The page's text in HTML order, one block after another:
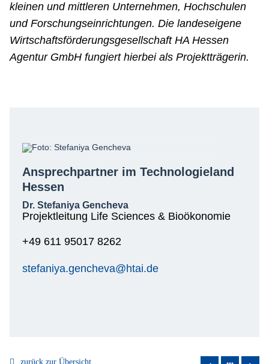
kleinen und mittleren Unternehmen, Hochschulen
und Forschungseinrichtungen. Die landeseigene
Wirtschaftsförderungsgesellschaft HA Hessen
Agentur GmbH fungiert hierbei als Projektträgerin.
Ansprechpartner im Technologieland
Hessen
Dr. Stefaniya Gencheva
Projektleitung Life Sciences & Bioökonomie
+49 611 95017 8262
stefaniya.gencheva@htai.de
zurück zur Übersicht